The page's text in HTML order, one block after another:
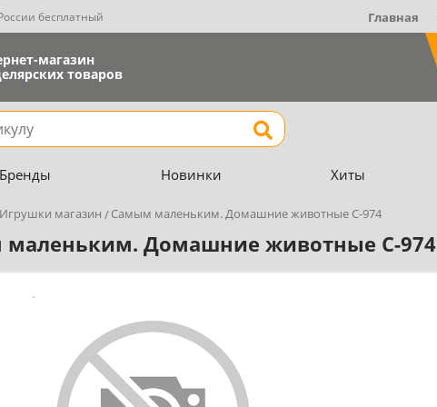
бесплатный Главная
магазин
товаров
Найти
Бренды Новинки Хиты
Игрушки магазин Самым маленьким. Домашние животные С-974
Домашние животные С-974